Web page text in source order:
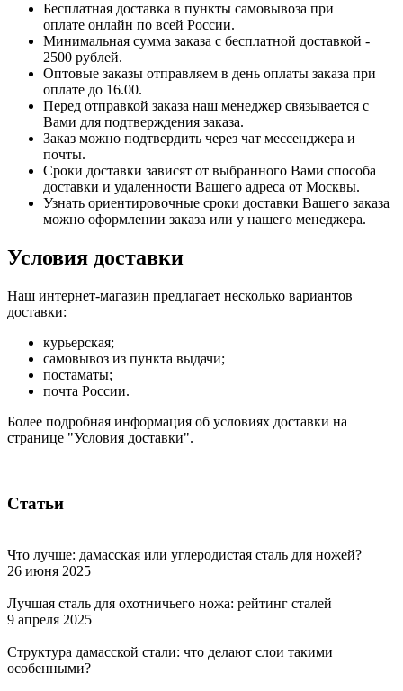
Бесплатная доставка в пункты самовывоза при
оплате онлайн по всей России.
Минимальная сумма заказа с бесплатной доставкой -
2500 рублей.
Оптовые заказы отправляем в день оплаты заказа при
оплате до 16.00.
Перед отправкой заказа наш менеджер связывается с
Вами для подтверждения заказа.
Заказ можно подтвердить через чат мессенджера и
почты.
Сроки доставки зависят от выбранного Вами способа
доставки и удаленности Вашего адреса от Москвы.
Узнать ориентировочные сроки доставки Вашего заказа
можно оформлении заказа или у нашего менеджера.
Условия доставки
Наш интернет-магазин предлагает несколько вариантов
доставки:
курьерская;
самовывоз из пункта выдачи;
постаматы;
почта России.
Более подробная информация об условиях доставки на
странице "Условия доставки".
Статьи
Что лучше: дамасская или углеродистая сталь для ножей?
26 июня 2025
Лучшая сталь для охотничьего ножа: рейтинг сталей
9 апреля 2025
Структура дамасской стали: что делают слои такими
особенными?